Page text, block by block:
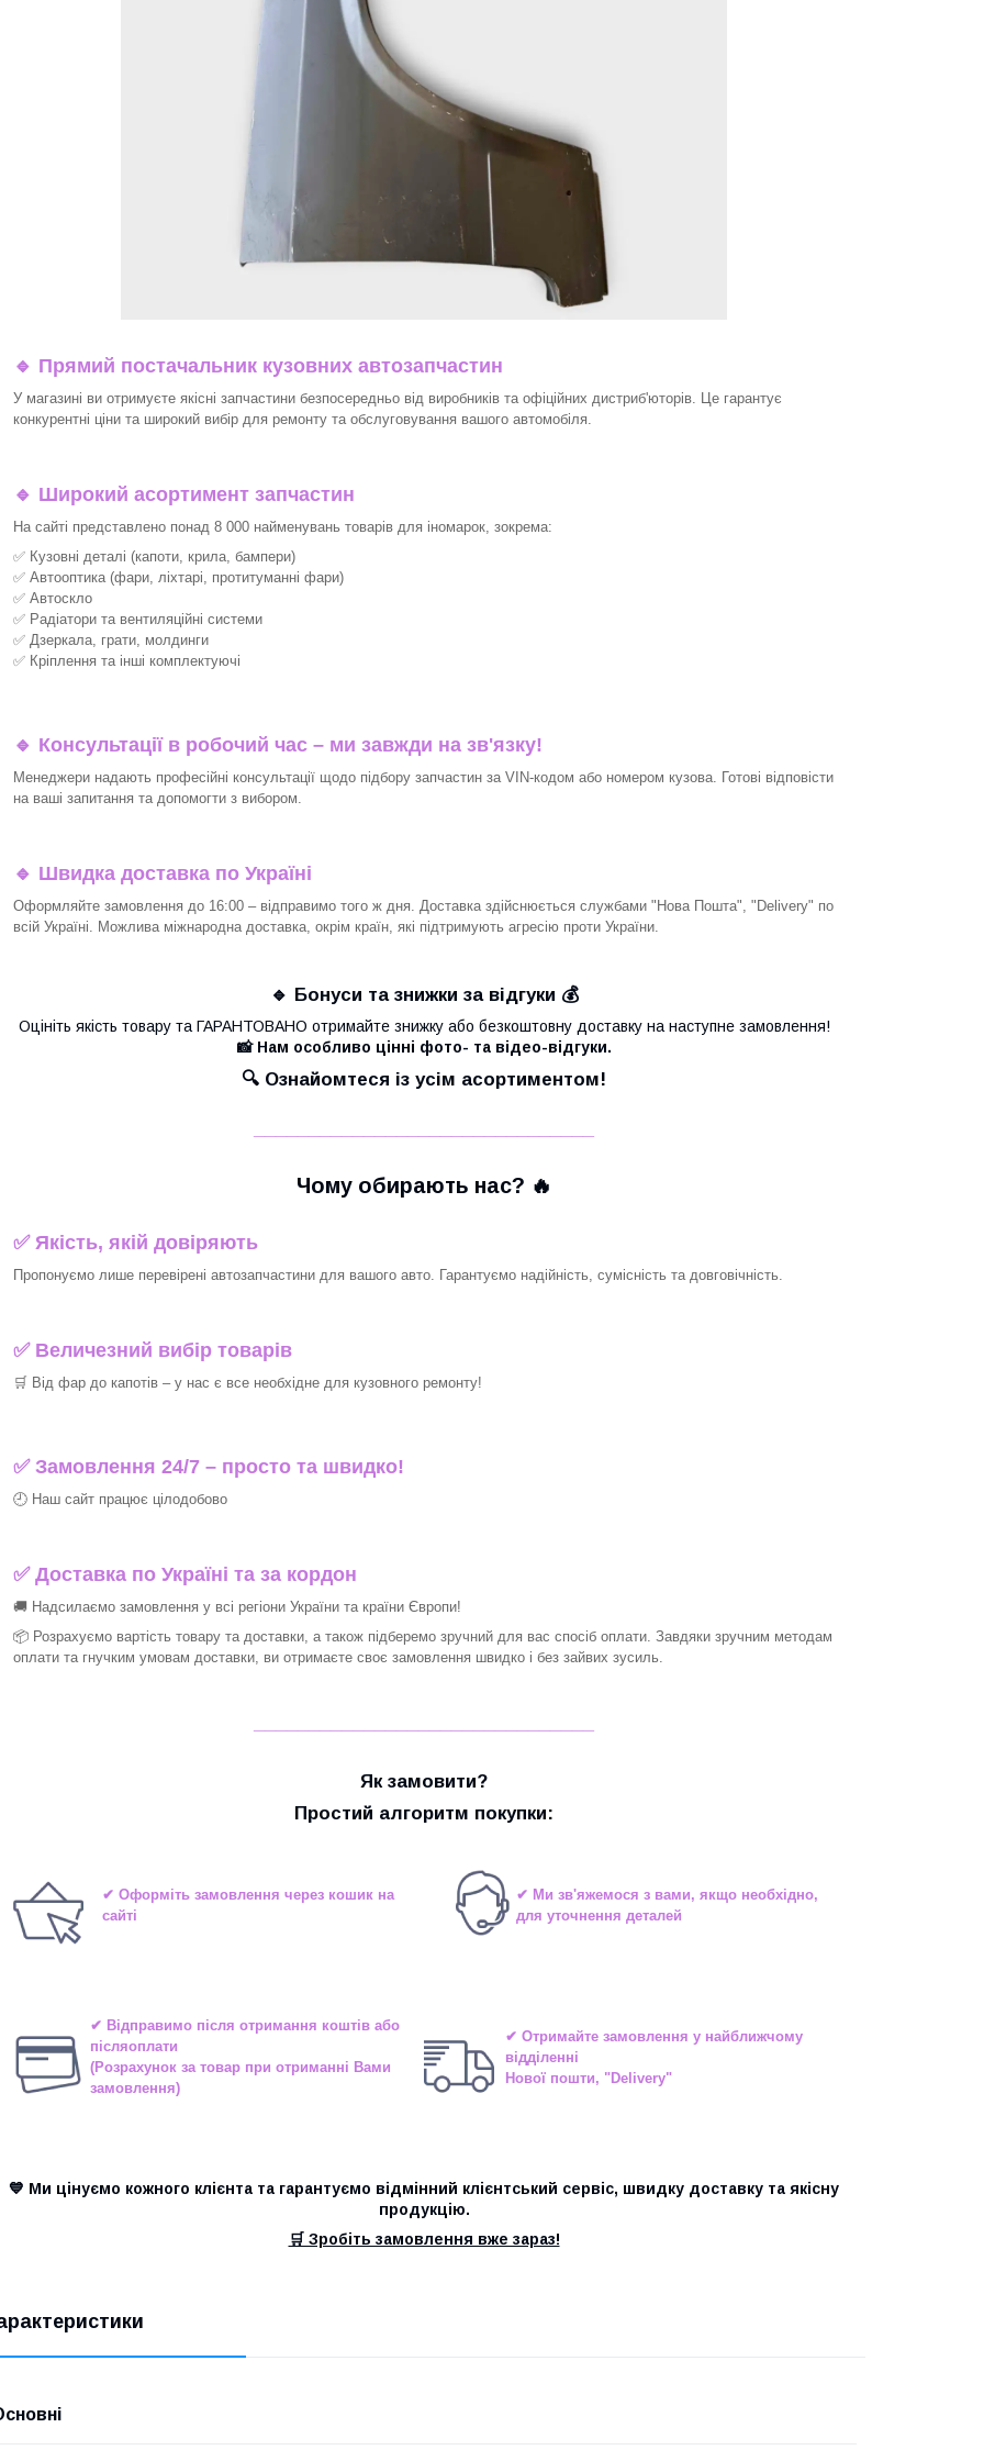
🔹 Прямий постачальник кузовних автозапчастин
У магазині ви отримуєте якісні запчастини безпосередньо від виробників та офіційних дистриб'юторів. Це гарантує
конкурентні ціни та широкий вибір для ремонту та обслуговування вашого автомобіля.
🔹 Широкий асортимент запчастин
На сайті представлено понад 8 000 найменувань товарів для іномарок, зокрема:
✅ Кузовні деталі (капоти, крила, бампери)
✅ Автооптика (фари, ліхтарі, протитуманні фари)
✅ Автоскло
✅ Радіатори та вентиляційні системи
✅ Дзеркала, грати, молдинги
✅ Кріплення та інші комплектуючі
🔹 Консультації в робочий час – ми завжди на зв'язку!
Менеджери надають професійні консультації щодо підбору запчастин за VIN-кодом або номером кузова. Готові відповісти
на ваші запитання та допомогти з вибором.
🔹 Швидка доставка по Україні
Оформляйте замовлення до 16:00 – відправимо того ж дня. Доставка здійснюється службами "Нова Пошта", "Delivery" по
всій Україні. Можлива міжнародна доставка, окрім країн, які підтримують агресію проти України.
🔹 Бонуси та знижки за відгуки 💰
Оцініть якість товару та ГАРАНТОВАНО отримайте знижку або безкоштовну доставку на наступне замовлення!
📸 Нам особливо цінні фото- та відео-відгуки.
🔍 Ознайомтеся із усім асортиментом!
Чому обирають нас? 🔥
✅ Якість, якій довіряють
Пропонуємо лише перевірені автозапчастини для вашого авто. Гарантуємо надійність, сумісність та довговічність.
✅ Величезний вибір товарів
🛒 Від фар до капотів – у нас є все необхідне для кузовного ремонту!
✅ Замовлення 24/7 – просто та швидко!
🕘 Наш сайт працює цілодобово
✅ Доставка по Україні та за кордон
🚚 Надсилаємо замовлення у всі регіони України та країни Європи!
📦 Розрахуємо вартість товару та доставки, а також підберемо зручний для вас спосіб оплати. Завдяки зручним методам
оплати та гнучким умовам доставки, ви отримаєте своє замовлення швидко і без зайвих зусиль.
Як замовити?
Простий алгоритм покупки:
✔ Оформіть замовлення через кошик на
сайті
✔ Ми зв'яжемося з вами, якщо необхідно,
для уточнення деталей
✔ Відправимо після отримання коштів або
післяоплати
(Розрахунок за товар при отриманні Вами
замовлення)
✔ Отримайте замовлення у найближчому
відділенні
Нової пошти, "Delivery"
💙 Ми цінуємо кожного клієнта та гарантуємо відмінний клієнтський сервіс, швидку доставку та якісну
продукцію.
🛒 Зробіть замовлення вже зараз!